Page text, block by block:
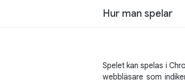
Hur man spelar
Spelet kan spelas i
webbläsare som